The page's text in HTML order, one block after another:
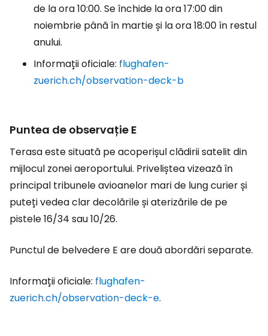
de la ora 10:00. Se închide la ora 17:00 din
noiembrie până în martie și la ora 18:00 în restul
anului.
Informații oficiale: flughafen-
zuerich.ch/observation-deck-b
Puntea de observație E
Terasa este situată pe acoperișul clădirii satelit din
mijlocul zonei aeroportului. Priveliștea vizează în
principal tribunele avioanelor mari de lung curier și
puteți vedea clar decolările și aterizările de pe
pistele 16/34 sau 10/26.
Punctul de belvedere E are două abordări separate.
Informații oficiale: flughafen-
zuerich.ch/observation-deck-e.